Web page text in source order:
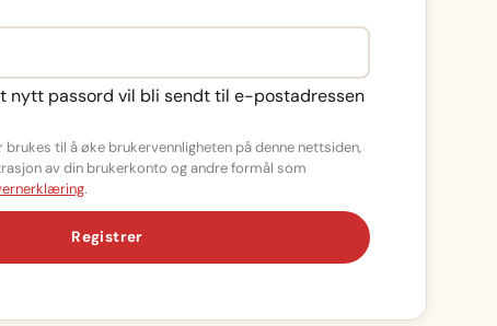
nytt passord vil bli sendt til e-postadressen
til å øke brukervennligheten på denne nettsiden,
av din brukerkonto og andre formål som
.
Registrer